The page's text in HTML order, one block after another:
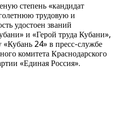
степень «кандидат
трудовую и
удостоен званий
и «Герой труда Кубани»,
24» в пресс-службе
комитета Краснодарского
«Единая Россия».